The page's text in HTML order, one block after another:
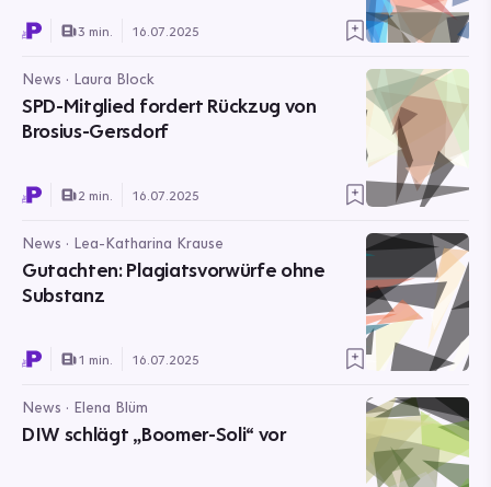
3 min. 16.07.2025
News · Laura Block
SPD-Mitglied fordert Rückzug von
Brosius-Gersdorf
2 min. 16.07.2025
News · Lea-Katharina Krause
Gutachten: Plagiatsvorwürfe ohne
Substanz
1 min. 16.07.2025
News · Elena Blüm
DIW schlägt „Boomer-Soli“ vor